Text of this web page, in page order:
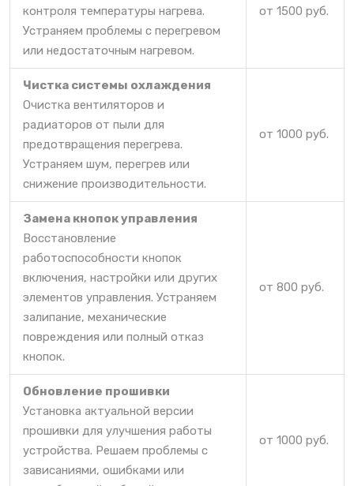
контроля температуры нагрева.
Устраняем проблемы с перегревом
или недостаточным нагревом.
от 1500 руб.
Чистка системы охлаждения
Очистка вентиляторов и
радиаторов от пыли для
предотвращения перегрева.
Устраняем шум, перегрев или
снижение производительности.
от 1000 руб.
Замена кнопок управления
Восстановление
работоспособности кнопок
включения, настройки или других
элементов управления. Устраняем
залипание, механические
повреждения или полный отказ
кнопок.
от 800 руб.
Обновление прошивки
Установка актуальной версии
прошивки для улучшения работы
устройства. Решаем проблемы с
зависаниями, ошибками или
от 1000 руб.